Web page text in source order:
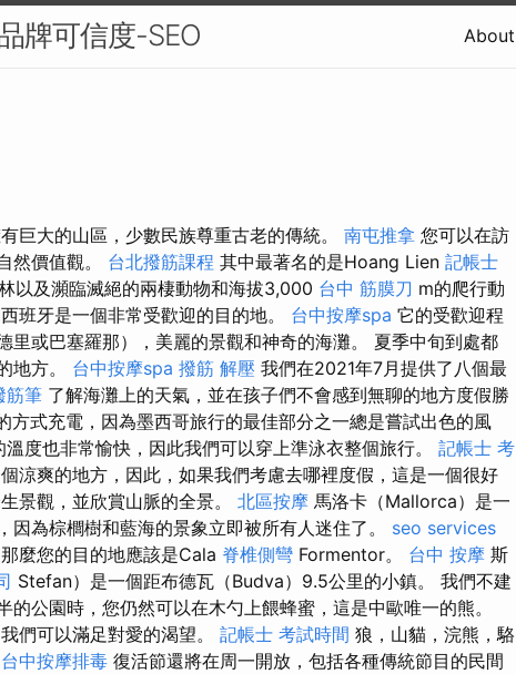
牌可信度-SEO About
巨大的山區，少數民族尊重古老的傳統。 南屯推拿 您可以在訪
然價值觀。 台北撥筋課程 其中最著名的是Hoang Lien 記帳士
以及瀕臨滅絕的兩棲動物和海拔3,000 台中 筋膜刀 m的爬行動
班牙是一個非常受歡迎的目的地。 台中按摩spa 它的受歡迎程
里或巴塞羅那），美麗的景觀和神奇的海灘。 夏季中旬到處都
地方。 台中按摩spa 撥筋 解壓 我們在2021年7月提供了八個最
筋筆 了解海灘上的天氣，並在孩子們不會感到無聊的地方度假勝
方式充電，因為墨西哥旅行的最佳部分之一總是嘗試出色的風
度也非常愉快，因此我們可以穿上準泳衣整個旅行。 記帳士 考
涼爽的地方，因此，如果我們考慮去哪裡度假，這是一個很好
景觀，並欣賞山脈的全景。 北區按摩 馬洛卡（Mallorca）是一
為棕櫚樹和藍海的景象立即被所有人迷住了。 seo services
麼您的目的地應該是Cala 脊椎側彎 Formentor。 台中 按摩 斯
Stefan）是一個距布德瓦（Budva）9.5公里的小鎮。 我們不建
公園時，您仍然可以在木勺上餵蜂蜜，這是中歐唯一的熊。
們可以滿足對愛的渴望。 記帳士 考試時間 狼，山貓，浣熊，駱
台中按摩排毒 復活節還將在周一開放，包括各種傳統節目的民間